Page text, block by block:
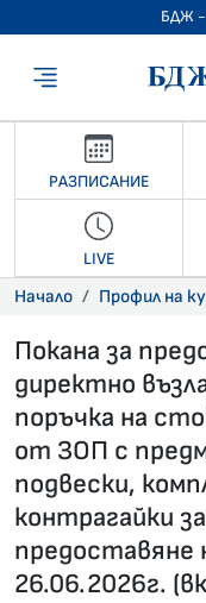
БДЖ -
РАЗПИСАНИЕ
LIVE
Начало Профил на
Покана за
директно
поръчка на
от ЗОП с
подвески,
контрагайки
предоставяне
26.06.2026г.